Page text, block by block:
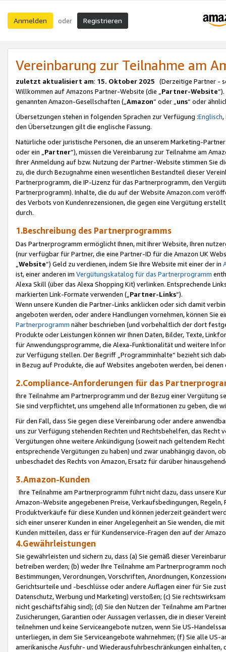
Anmelden oder Registrieren
Vereinbarung zur Teilnahme am
zuletzt aktualisiert am: 15. Oktober 2025 (Derzeitige Partner -
Willkommen auf Amazons Partner-Website (die „Partner-Website
genannten Amazon-Gesellschaften („Amazon“ oder „uns“ oder
Übersetzungen stehen in folgenden Sprachen zur Verfügung :Englisch,
den Übersetzungen gilt die englische Fassung.
Natürliche oder juristische Personen, die an unserem Marketing-
oder ein „Partner“), müssen die Vereinbarung zur Teilnahme am
Ihrer Anmeldung auf bzw. Nutzung der Partner-Website stimmen Sie
zu, die durch Bezugnahme einen wesentlichen Bestandteil dieser
Partnerprogramm, die IP-Lizenz für das Partnerprogramm, den
Partnerprogramm). Inhalte, die du auf der Website Amazon.com
des Verbots von Kundenrezensionen, die gegen eine Vergütung
durch.
1.Beschreibung des Partnerprogramms
Das Partnerprogramm ermöglicht Ihnen, mit Ihrer Website, Ihren
(nur verfügbar für Partner, die eine Partner-ID für die Amazon UK
Website“) Geld zu verdienen, indem Sie Ihre Website mit einer der in
ist, einer anderen im Vergütungskatalog für das Partnerprogramm
Alexa Skill (über das Alexa Shopping Kit) verlinken. Entsprechende
markierten Link-Formate verwenden („ Partner-Links“).
Wenn unsere Kunden die Partner-Links anklicken oder sich damit
angeboten werden, oder andere Handlungen vornehmen, können Sie
Partnerprogramm näher beschrieben (und vorbehaltlich der dort
Produkte oder Leistungen können wir Ihnen Daten, Bilder, Texte,
für Anwendungsprogramme, die Alexa-Funktionalität und weitere
zur Verfügung stellen. Der Begriff „Programminhalte“ bezieht sich
in Bezug auf Produkte, die auf Websites angeboten werden, bei
2.Compliance-Anforderungen für das
Ihre Teilnahme am Partnerprogramm und der Bezug einer Vergütung
Sie sind verpflichtet, uns umgehend alle Informationen zu geben, die
Für den Fall, dass Sie gegen diese Vereinbarung oder andere
uns zur Verfügung stehenden Rechten und Rechtsbehelfen, das
Vergütungen ohne weitere Ankündigung (soweit nach geltendem
entsprechende Vergütungen zu haben) und zwar unabhängig davon,
unbeschadet des Rechts von Amazon, Ersatz für darüber
3.Amazon-Kunden
Ihre Teilnahme am Partnerprogramm führt nicht dazu, dass unsere
Amazon-Website angegebenen Preise, Verkaufsbedingungen,
Produktverkäufe für diese Kunden und können jederzeit geändert
sich einer unserer Kunden in einer Angelegenheit an Sie wenden, die
Kunden mitteilen, dass er für Kundenservice-Fragen den auf der
4.Gewährleistungen
Sie gewährleisten und sichern zu, dass (a) Sie gemäß dieser
betreiben werden; (b) weder Ihre Teilnahme am Partnerprogramm
Bestimmungen, Verordnungen, Vorschriften, Anordnungen,
Gerichtsurteile und -beschlüsse oder andere Auflagen einer für Sie
Datenschutz, Werbung und Marketing) verstoßen; (c) Sie
nicht geschäftsfähig sind); (d) Sie den Nutzen der Teilnahme am
Zusicherungen, Garantien oder Aussagen verlassen, die in dieser
teilnehmen und keine Serviceangebote nutzen, wenn Sie US-
unterliegen, in dem Sie Serviceangebote wahrnehmen; (f) Sie alle
amerikanische Ausfuhr- und Wiederausfuhrbeschränkungen